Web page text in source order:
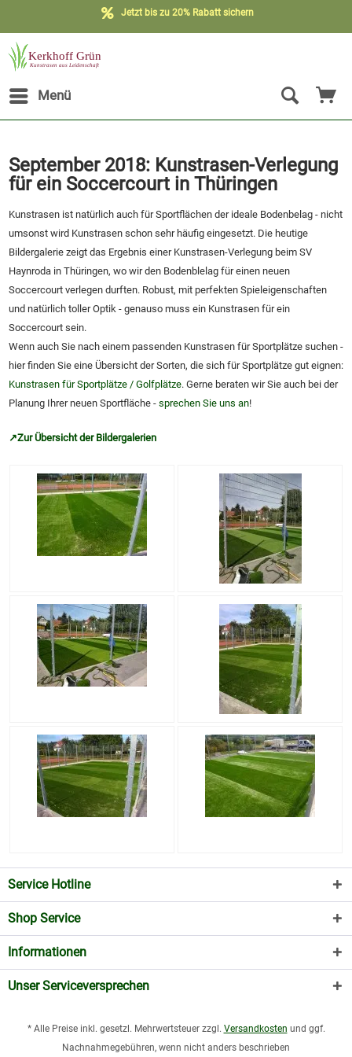
Jetzt bis zu 20% Rabatt sichern
Menü
September 2018: Kunstrasen-Verlegung
für ein Soccercourt in Thüringen
Kunstrasen ist natürlich auch für Sportflächen der ideale Bodenbelag - nicht
umsonst wird Kunstrasen schon sehr häufig eingesetzt. Die heutige
Bildergalerie zeigt das Ergebnis einer Kunstrasen-Verlegung beim SV
Haynroda in Thüringen, wo wir den Bodenblelag für einen neuen
Soccercourt verlegen durften. Robust, mit perfekten Spieleigenschaften
und natürlich toller Optik - genauso muss ein Kunstrasen für ein
Soccercourt sein.
Wenn auch Sie nach einem passenden Kunstrasen für Sportplätze suchen -
hier finden Sie eine Übersicht der Sorten, die sich für Sportplätze gut eignen:
Kunstrasen für Sportplätze / Golfplätze. Gerne beraten wir Sie auch bei der
Planung Ihrer neuen Sportfläche - sprechen Sie uns an!
↗Zur Übersicht der Bildergalerien
Service Hotline
Shop Service
Informationen
Unser Serviceversprechen
* Alle Preise inkl. gesetzl. Mehrwertsteuer zzgl. Versandkosten und ggf.
Nachnahmegebühren, wenn nicht anders beschrieben